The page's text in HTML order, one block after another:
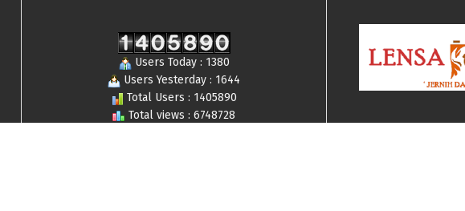
Users Today : 1380
Users Yesterday : 1644
Total Users : 1405890
Total views : 6748728